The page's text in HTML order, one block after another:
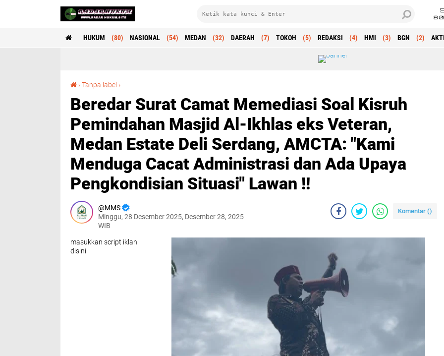
8
HUKUM (80) NASIONAL (54) MEDAN (32) DAERAH (7) TOKOH (5) REDAKSI (4) HMI (3) BGN (2)
›Tanpa label ›
Beredar Surat Camat Memediasi Soal Kisruh
Pemindahan Masjid Al-Ikhlas eks Veteran,
Medan Estate Deli Serdang, AMCTA: "Kami
Menduga Cacat Administrasi dan Ada Upaya
Pengkondisian Situasi" Lawan !!
MMS
Minggu, 28 Desember 2025, Desember 28, 2025
WIB
Komentar ()
masukkan script iklan
disini